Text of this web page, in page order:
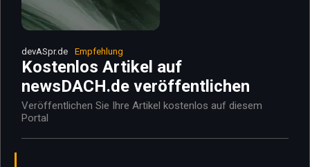
devASpr.de Empfehlung
Kostenlos Artikel auf
newsDACH.de veröffentlichen
Veröffentlichen Sie Ihre Artikel kostenlos auf diesem
Portal